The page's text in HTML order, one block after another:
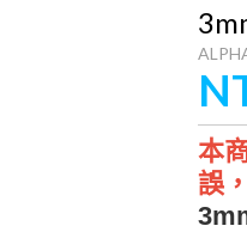
本
誤